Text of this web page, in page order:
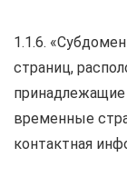
1.1.6.
страниц,
принадлежащие
временные
контактная